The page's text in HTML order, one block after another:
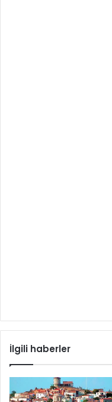
İlgili haberler